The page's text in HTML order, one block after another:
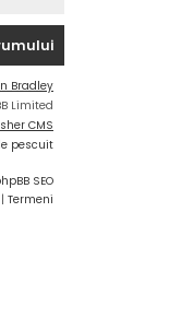
Bradley
Limited
CMS
pescuit
SEO
| Termeni